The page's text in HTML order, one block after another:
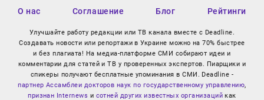
О нас Соглашение Блог Рейтинги
Улучшайте работу редакции или ТВ канала вместе с Deadline.
Создавать новости или репортажи в Украине можно на 70% быстрее
и без плагиата! На медиа-платформе СМИ собирают идеи и
комментарии для статей и ТВ у проверенных экспертов. Пиарщики и
спикеры получают бесплатные упоминания в СМИ. Deadline -
партнер Ассамблеи докторов наук по государственному управлению,
признан Internews и сотней других известных организацийкак